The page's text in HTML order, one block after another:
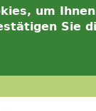
um
Sie